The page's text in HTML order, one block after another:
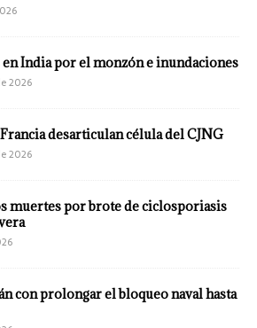
India por el monzón e inundaciones
2026
desarticulan célula del CJNG
2026
muertes por brote de ciclosporiasis
con prolongar el bloqueo naval hasta